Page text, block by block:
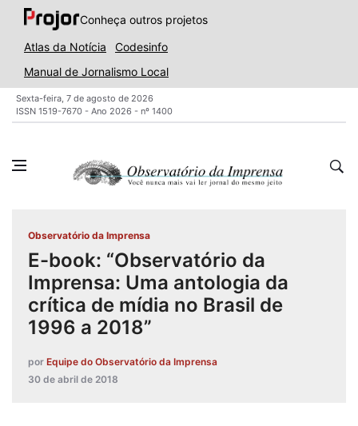
Conheça outros projetos
Atlas da Notícia
Codesinfo
Manual de Jornalismo Local
Sexta-feira, 7 de agosto de 2026
ISSN 1519-7670 - Ano 2026 - nº 1400
Observatório da Imprensa
E-book: “Observatório da
Imprensa: Uma antologia da
crítica de mídia no Brasil de
1996 a 2018”
por Equipe do Observatório da Imprensa
30 de abril de 2018